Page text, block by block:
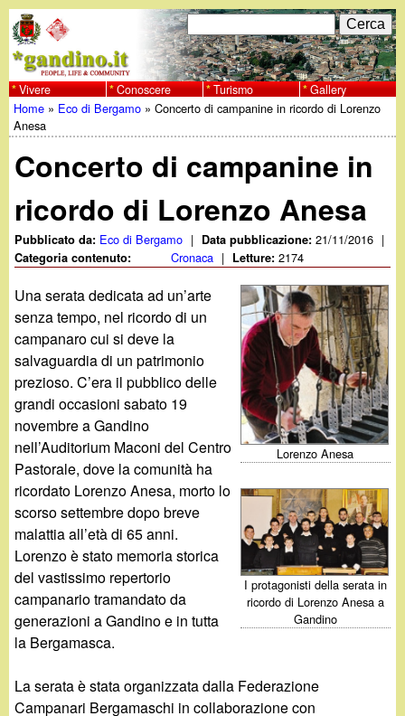
al
contenuto
principale
w
w
w
.
g
a
n
d
i
n
o
.
i
F
o
r
d
i
r
i
c
e
r
a
C
e
r
c
a
Vivere Conoscere Turismo Gallery
Tu
sei
qui
Home » Eco di Bergamo »Concerto di campanine in ricordo di Lorenzo
Anesa
Concerto di campanine in
ricordo di Lorenzo Anesa
Pubblicato da: Eco di Bergamo | Data pubblicazione:21/11/2016 |
Categoria contenuto: Cronaca | Letture:2174
Lorenzo Anesa
I protagonisti della serata in
ricordo di Lorenzo Anesa a
Gandino
Una serata dedicata ad un’arte
senza tempo, nel ricordo di un
campanaro cui si deve la
salvaguardia di un patrimonio
prezioso. C’era il pubblico delle
grandi occasioni sabato 19
novembre a Gandino
nell’Auditorium Maconi del Centro
Pastorale, dove la comunità ha
ricordato Lorenzo Anesa, morto lo
scorso settembre dopo breve
malattia all’età di 65 anni.
Lorenzo è stato memoria storica
del vastissimo repertorio
campanario tramandato da
generazioni a Gandino e in tutta
la Bergamasca.
La serata è stata organizzata dalla Federazione
Campanari Bergamaschi in collaborazione con